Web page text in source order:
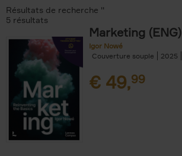
Résultats de recherche ''
5 résultats
Marketing (ENG)
Igor Nowé
Couverture souple
2025
€ 49,99